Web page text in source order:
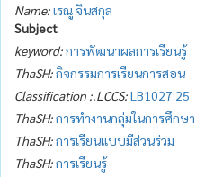
Name:เรณู จินสกุล
Subject
keyword:การพัฒนาผลการเรียนรู้
ThaSH:กิจกรรมการเรียนการสอน
Classification :.LCCS:LB1027.25
ThaSH:การทำงานกลุ่มในการศึกษา
ThaSH:การเรียนแบบมีส่วนร่วม
ThaSH:การเรียนรู้